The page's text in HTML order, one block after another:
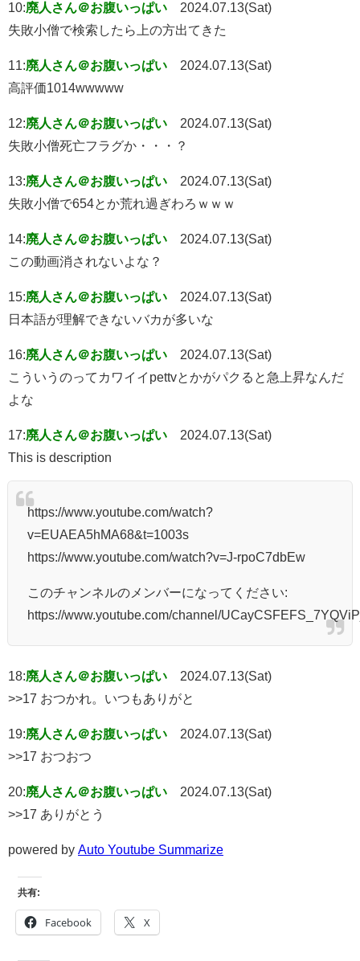
10:廃人さん＠お腹いっぱい
2024.07.13(Sat)
失敗小僧で検索したら上の方出てきた
11:廃人さん＠お腹いっぱい
2024.07.13(Sat)
高評価1014wwwww
12:廃人さん＠お腹いっぱい
2024.07.13(Sat)
失敗小僧死亡フラグか・・・？
13:廃人さん＠お腹いっぱい
2024.07.13(Sat)
失敗小僧で654とか荒れ過ぎわろｗｗｗ
14:廃人さん＠お腹いっぱい
2024.07.13(Sat)
この動画消されないよな？
15:廃人さん＠お腹いっぱい
2024.07.13(Sat)
日本語が理解できないバカが多いな
16:廃人さん＠お腹いっぱい
2024.07.13(Sat)
こういうのってカワイイpettvとかがパクると急上昇なんだ
よな
17:廃人さん＠お腹いっぱい
2024.07.13(Sat)
This is description
https://www.youtube.com/watch?
v=EUAEA5hMA68&t=1003s
https://www.youtube.com/watch?v=J-rpoC7dbEw
このチャンネルのメンバーになってください:
https://www.youtube.com/channel/
18:廃人さん＠お腹いっぱい
2024.07.13(Sat)
>>17 おつかれ。いつもありがと
19:廃人さん＠お腹いっぱい
2024.07.13(Sat)
>>17 おつおつ
20:廃人さん＠お腹いっぱい
2024.07.13(Sat)
>>17 ありがとう
powered by Auto Youtube Summarize
共有:
Facebook X